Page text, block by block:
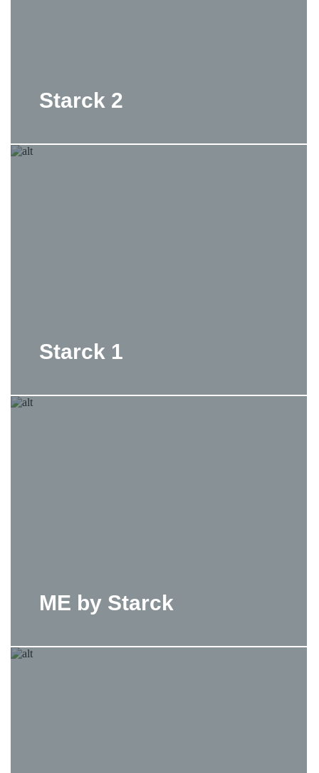
Starck 2
Starck 1
ME by Starck